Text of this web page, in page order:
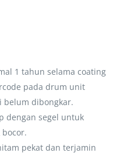
1 tahun selama coating
pada drum unit
belum dibongkar.
dengan segel untuk
pekat dan terjamin